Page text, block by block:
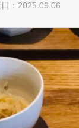
：2025.09.06